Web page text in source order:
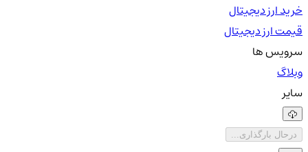
خرید ارز دیجیتال
قیمت ارز دیجیتال
سرویس ها
وبلاگ
سایر
درحال بارگذاری...